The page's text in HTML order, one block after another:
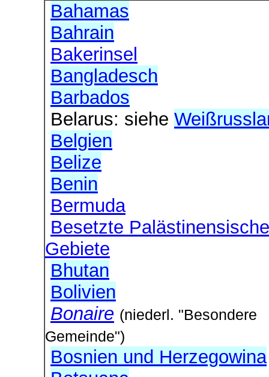
Bahamas
Bahrain
Bakerinsel
Bangladesch
Barbados
Belarus: siehe
Belgien
Belize
Benin
Bermuda
Besetzte Palästinensische
Gebiete
Bhutan
Bolivien
Bonaire (niederl. "Besondere
Gemeinde")
Bosnien und Herzegowina